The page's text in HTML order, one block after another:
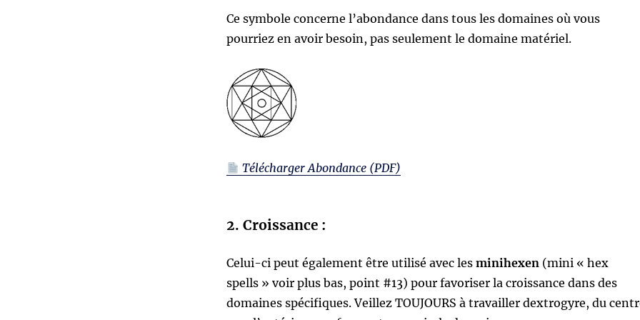
Ce symbole concerne l’abondance dans tous les domaines où vous
pourriez en avoir besoin, pas seulement le domaine matériel.
Télécharger Abondance (PDF)
2. Croissance :
Celui-ci peut également être utilisé avec les minihexen(mini « hex
spells » voir plus bas, point #13) pour favoriser la croissance dans des
domaines spécifiques. Veillez TOUJOURS à travailler dextrogyre, du